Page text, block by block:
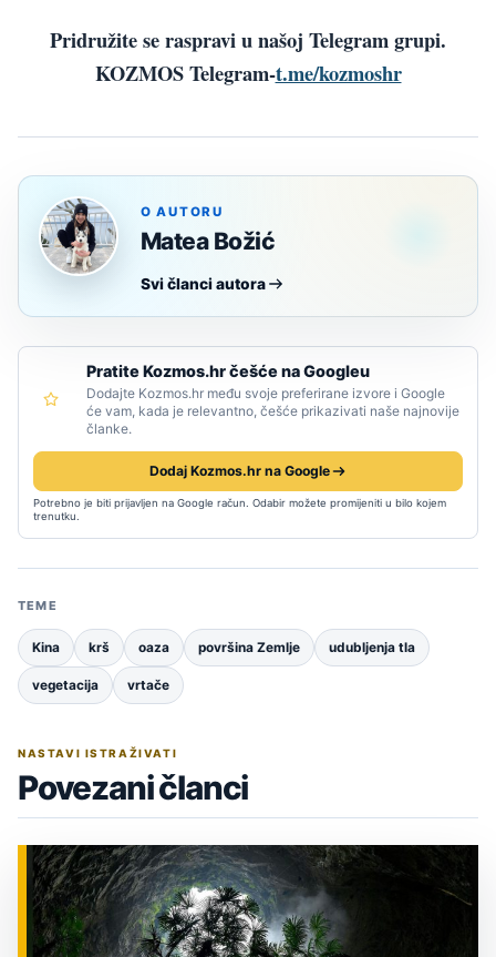
Pridružite se raspravi u našoj Telegram grupi.
KOZMOS Telegram-t.me/kozmoshr
O AUTORU
Matea Božić
Svi članci autora
Pratite Kozmos.hr češće na Googleu
Dodajte Kozmos.hr među svoje preferirane izvore i Google
će vam, kada je relevantno, češće prikazivati naše najnovije
članke.
Dodaj Kozmos.hr na Google
Potrebno je biti prijavljen na Google račun. Odabir možete promijeniti u bilo kojem
trenutku.
TEME
Kina krš oaza površina Zemlje udubljenja tla
vegetacija vrtače
NASTAVI ISTRAŽIVATI
Povezani članci